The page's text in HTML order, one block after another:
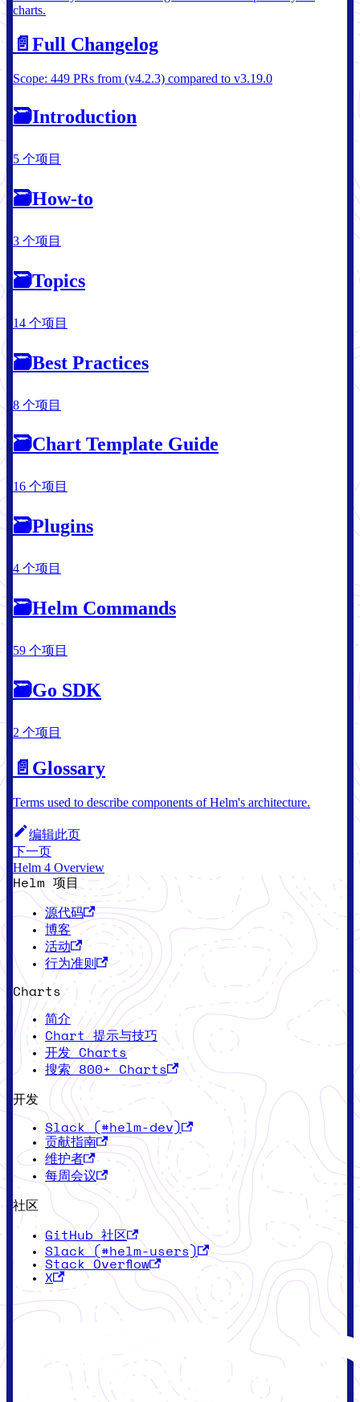
charts.
📄️ Full Changelog
Scope: 449 PRs from (v4.2.3) compared to v3.19.0
🗃Introduction
5 个项目
🗃How-to
3 个项目
🗃Topics
14 个项目
🗃Best Practices
8 个项目
🗃Chart Template Guide
16 个项目
🗃Plugins
4 个项目
🗃Helm Commands
59 个项目
🗃Go SDK
2 个项目
📄️ Glossary
Terms used to describe components of Helm's architecture.
编辑此页
下一页
Helm 4 Overview
Helm 项目
源代码
博客
活动
行为准则
Charts
简介
Chart 提示与技巧
开发 Charts
搜索 800+ Charts
开发
Slack (#helm-dev)
贡献指南
维护者
每周会议
社区
GitHub 社区
Slack (#helm-users)
Stack Overflow
X